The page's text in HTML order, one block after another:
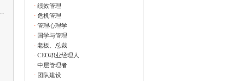
· 绩效管理
· 危机管理
· 管理心理学
· 国学与管理
· 老板、总裁
· CEO职业经理人
· 中层管理者
· 团队建设